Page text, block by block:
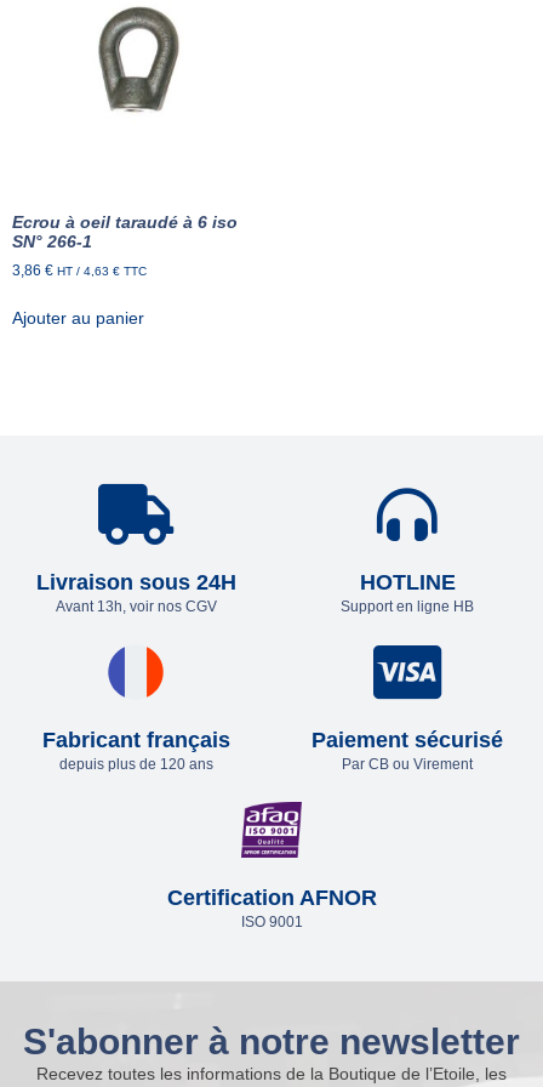
Ecrou à oeil taraudé à 6 iso
SN° 266-1
3,86 € HT / 4,63 € TTC
Ajouter au panier
Livraison sous 24H
Avant 13h, voir nos CGV
HOTLINE
Support en ligne HB
Fabricant français
depuis plus de 120 ans
Paiement sécurisé
Par CB ou Virement
Certification AFNOR
ISO 9001
S'abonner à notre newsletter
Recevez toutes les informations de la Boutique de l’Etoile, les